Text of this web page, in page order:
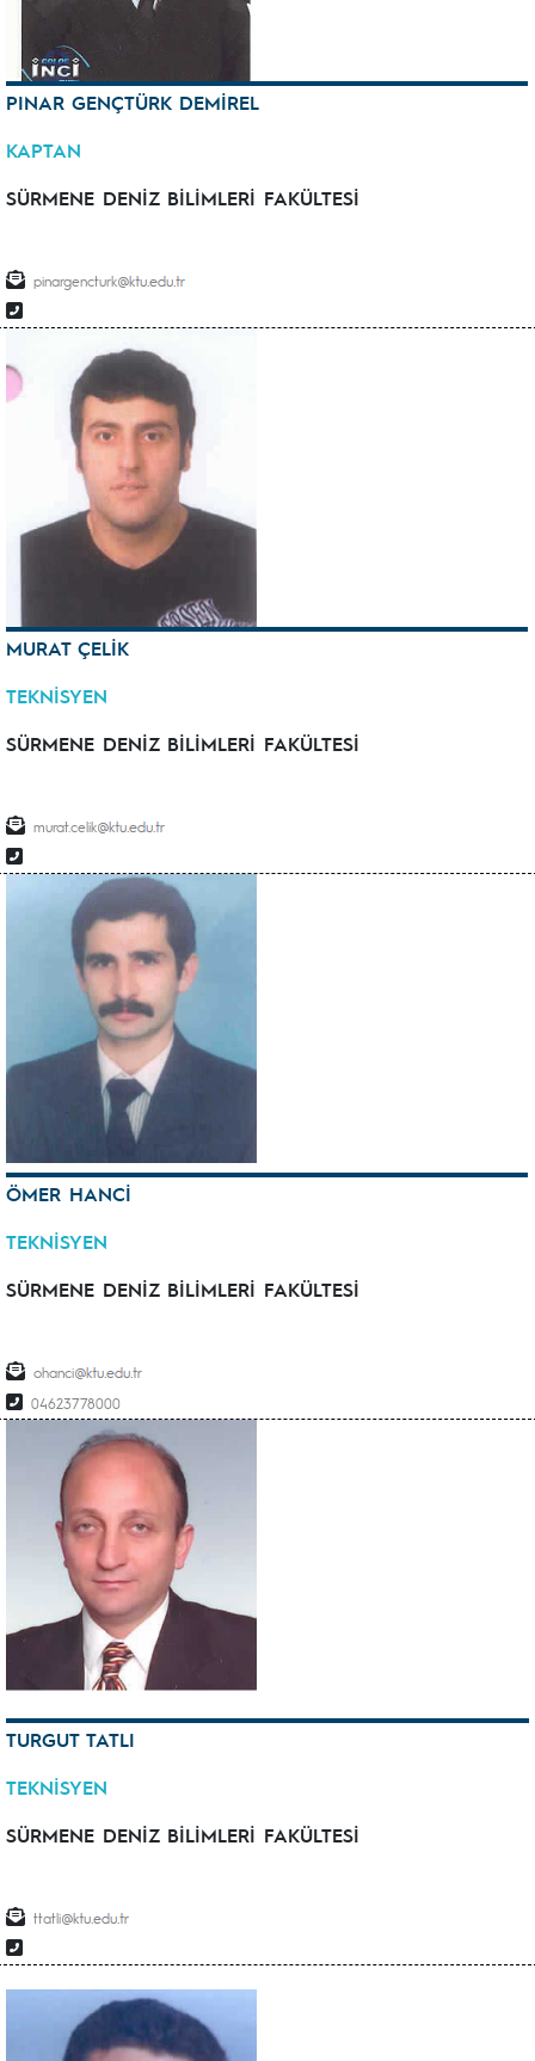
PINAR GENÇTÜRK DEMİREL
KAPTAN
SÜRMENE DENİZ BİLİMLERİ FAKÜLTESİ
pinargencturk
MURAT ÇELİK
TEKNİSYEN
SÜRMENE DENİZ BİLİMLERİ FAKÜLTESİ
murat.celik
ÖMER HANCİ
TEKNİSYEN
SÜRMENE DENİZ BİLİMLERİ FAKÜLTESİ
ohanci
04623778000
TURGUT TATLI
TEKNİSYEN
SÜRMENE DENİZ BİLİMLERİ FAKÜLTESİ
ttatli